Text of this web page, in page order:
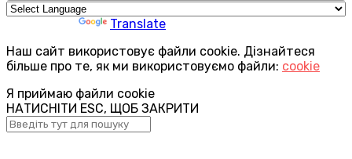
Translate
Наш сайт використовує файли cookie. Дізнайтеся
більше про те, як ми використовуємо файли: cookie
Я приймаю файли cookie
НАТИСНІТИ ESC, ЩОБ ЗАКРИТИ